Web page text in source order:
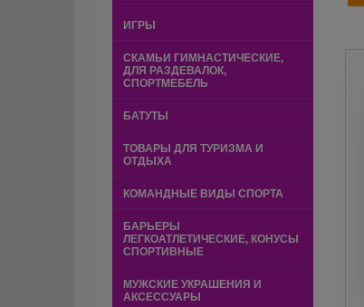
ИГРЫ
СКАМЬИ ГИМНАСТИЧЕСКИЕ,
ДЛЯ РАЗДЕВАЛОК,
СПОРТМЕБЕЛЬ
БАТУТЫ
ТОВАРЫ ДЛЯ ТУРИЗМА И
ОТДЫХА
КОМАНДНЫЕ ВИДЫ СПОРТА
БАРЬЕРЫ
ЛЕГКОАТЛЕТИЧЕСКИЕ, КОНУСЫ
СПОРТИВНЫЕ
МУЖСКИЕ УКРАШЕНИЯ И
АКСЕССУАРЫ